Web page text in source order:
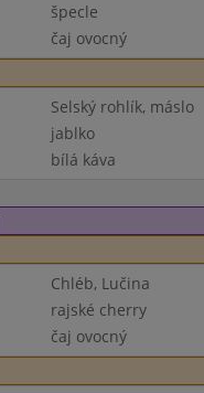
špecle
čaj ovocný
Selský rohlík, máslo
jablko
bílá káva
Chléb, Lučina
rajské cherry
čaj ovocný